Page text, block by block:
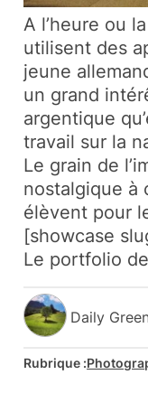
A l’heure ou
utilisent des
jeune
un grand
argentique
travail sur la
Le grain de
nostalgique à
élèvent pour
[showcase
Le portfolio de
Daily
Rubrique :